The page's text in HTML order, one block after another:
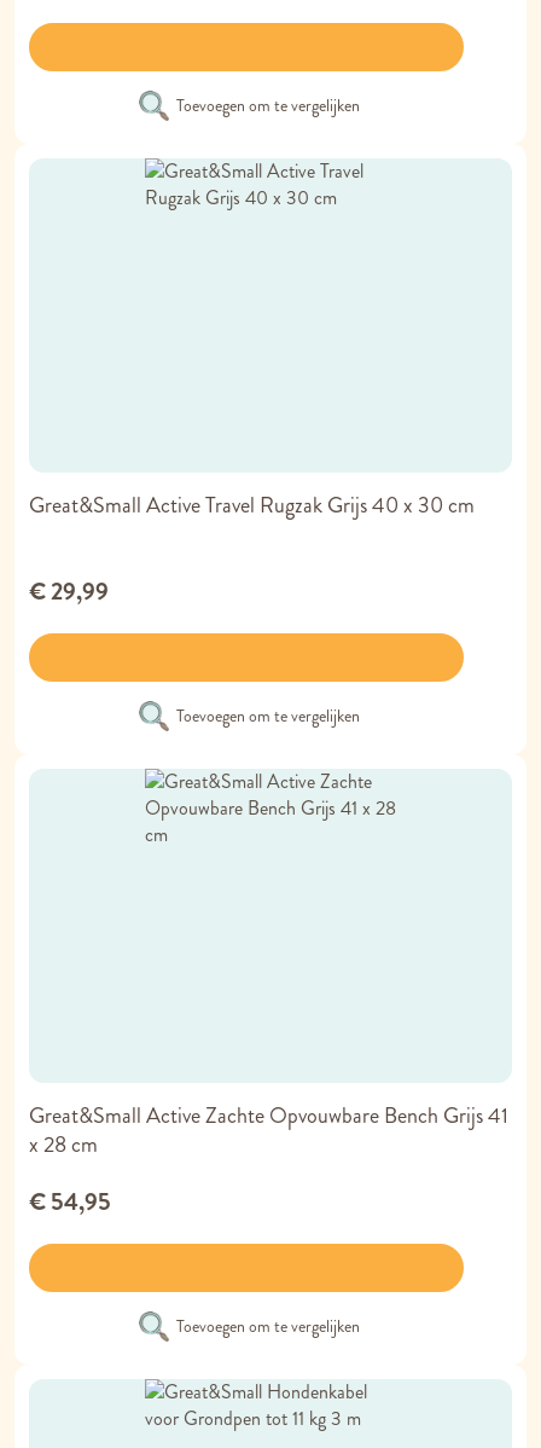
Toevoegen om te vergelijken
Great&Small Active Travel Rugzak Grijs 40 x 30 cm
€ 29,99
Toevoegen om te vergelijken
Great&Small Active Zachte Opvouwbare Bench Grijs 41
x 28 cm
€ 54,95
Toevoegen om te vergelijken